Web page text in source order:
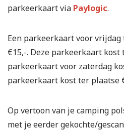
parkeerkaart via Paylogic.
Een parkeerkaart voor
€15,-. Deze parkeerkaart kost
parkeerkaart voor zaterdag
parkeerkaart kost ter plaatse
Op vertoon van je camping
met je eerder gekochte/